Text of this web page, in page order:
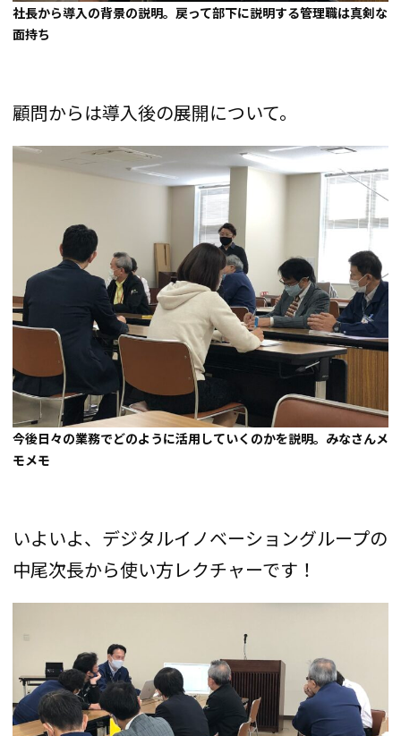
社長から導入の背景の説明。戻って部下に説明する管理職は真剣な
面持ち
顧問からは導入後の展開について。
今後日々の業務でどのように活用していくのかを説明。みなさんメ
モメモ
いよいよ、デジタルイノベーショングループの
中尾次長から使い方レクチャーです！